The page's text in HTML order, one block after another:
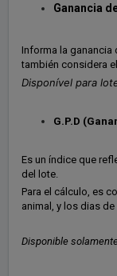
Ganancia
Informa la ganancia
también considera
Disponível para
G.P.D
Es un índice que
del lote.
Para el cálculo, es
animal, y los dias
Disponible